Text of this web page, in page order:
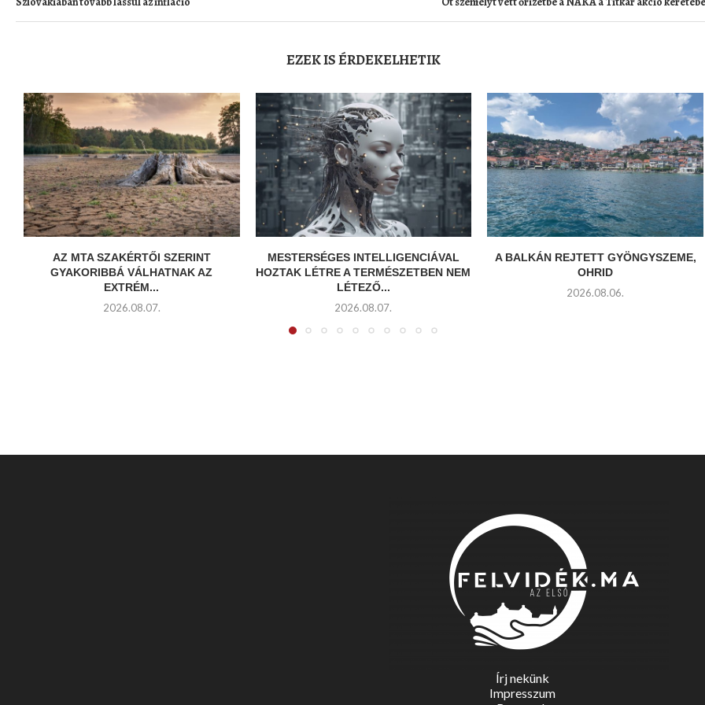
EZEK IS ÉRDEKELHETIK
AZ MTA SZAKÉRTŐI SZERINT
GYAKORIBBÁ VÁLHATNAK AZ
EXTRÉM...
2026.08.07.
MESTERSÉGES INTELLIGENCIÁVAL
HOZTAK LÉTRE A TERMÉSZETBEN NEM
LÉTEZŐ...
2026.08.07.
A BALKÁN REJTETT GYÖNGYSZEME,
OHRID
2026.08.06.
Írj nekünk
Impresszum